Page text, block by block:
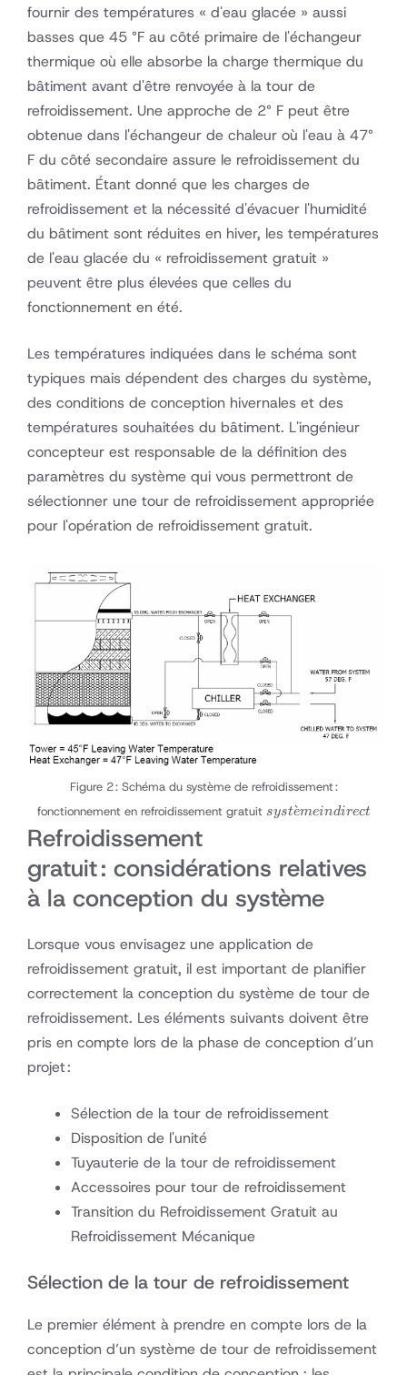
fournir des températures « d'eau glacée » aussi
basses que 45 °F au côté primaire de l'échangeur
thermique où elle absorbe la charge thermique du
bâtiment avant d'être renvoyée à la tour de
refroidissement. Une approche de 2° F peut être
obtenue dans l'échangeur de chaleur où l'eau à 47°
F du côté secondaire assure le refroidissement du
bâtiment. Étant donné que les charges de
refroidissement et la nécessité d'évacuer l'humidité
du bâtiment sont réduites en hiver, les températures
de l'eau glacée du « refroidissement gratuit »
peuvent être plus élevées que celles du
fonctionnement en été.
Les températures indiquées dans le schéma sont
typiques mais dépendent des charges du système,
des conditions de conception hivernales et des
températures souhaitées du bâtiment. L'ingénieur
concepteur est responsable de la définition des
paramètres du système qui vous permettront de
sélectionner une tour de refroidissement appropriée
pour l'opération de refroidissement gratuit.
Figure 2 : Schéma du système de refroidissement :
fonctionnement en refroidissement gratuit système
indirect
syste
ˋmeindirect
Refroidissement
gratuit : considérations relatives
à la conception du système
Lorsque vous envisagez une application de
refroidissement gratuit, il est important de planifier
correctement la conception du système de tour de
refroidissement. Les éléments suivants doivent être
pris en compte lors de la phase de conception d’un
projet :
Sélection de la tour de refroidissement
Disposition de l'unité
Tuyauterie de la tour de refroidissement
Accessoires pour tour de refroidissement
Transition du Refroidissement Gratuit au
Refroidissement Mécanique
Sélection de la tour de refroidissement
Le premier élément à prendre en compte lors de la
conception d’un système de tour de refroidissement